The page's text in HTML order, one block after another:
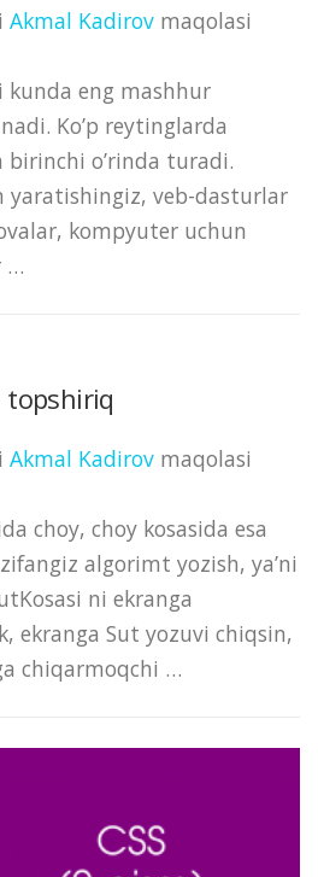
Akmal Kadirov maqolasi
kunda eng mashhur
Ko’p reytinglarda
birinchi o’rinda turadi.
yaratishingiz, veb-dasturlar
kompyuter uchun
…
topshiriq
Akmal Kadirov maqolasi
choy, choy kosasida esa
algorimt yozish, ya’ni
ni ekranga
ekranga Sut yozuvi chiqsin,
chiqarmoqchi …